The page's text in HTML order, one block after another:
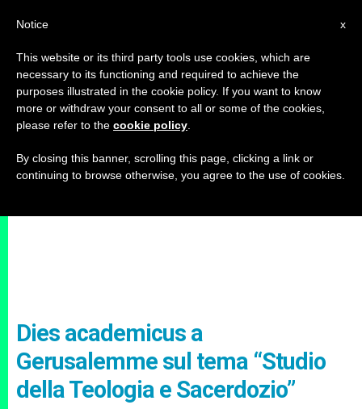
Dies academicus a
Gerusalemme sul tema “Studio
della Teologia e Sacerdozio”
x
Notice
This website or its third party tools use cookies, which are
necessary to its functioning and required to achieve the
purposes illustrated in the cookie policy. If you want to know
more or withdraw your consent to all or some of the cookies,
please refer to the cookie policy
By closing this banner, scrolling this page, clicking a link or
continuing to browse otherwise, you agree to the use of cookies.